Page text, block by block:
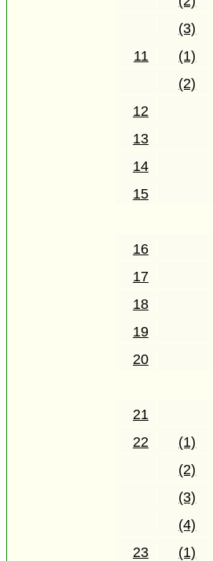
(3)
11
(1)
(2)
12
13
14
15
16
17
18
19
20
21
22
(1)
(2)
(3)
(4)
23
(1)